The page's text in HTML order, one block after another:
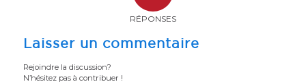
RÉPONSES
Laisser un commentaire
Rejoindre la discussion?
N’hésitez pas à contribuer !